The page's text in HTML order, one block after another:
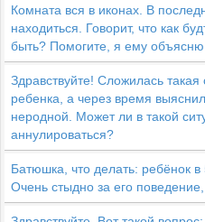
Комната вся в иконах. В
находиться. Говорит, что как
быть? Помогите, я ему объясню
Здравствуйте! Сложилась
ребенка, а через время
неродной. Может ли в такой
аннулироваться?
Батюшка, что делать: ребёнок
Очень стыдно за его